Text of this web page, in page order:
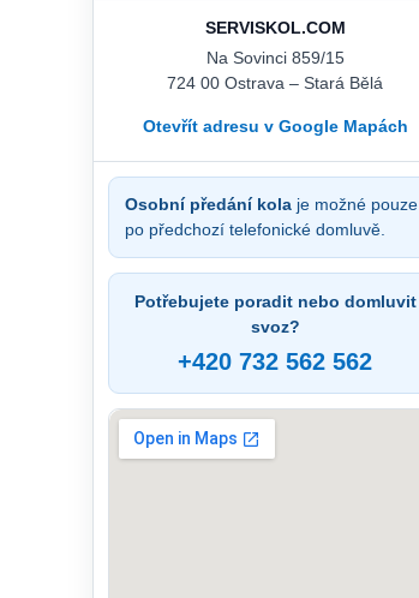
SERVISKOL.COM
Na Sovinci 859/15
724 00 Ostrava – Stará Bělá
Otevřít adresu v Google Mapách
Osobní předání kola je možné pouze
po předchozí telefonické domluvě.
Potřebujete poradit nebo domluvit
svoz?
+420 732 562 562